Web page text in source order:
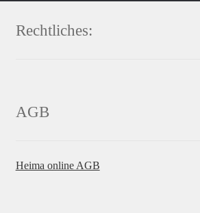
Rechtliches:
AGB
Heima online AGB